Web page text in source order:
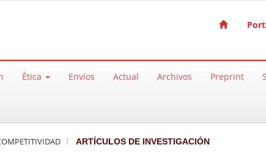
Ética Envíos Actual Archivos Preprint
ARTÍCULOS DE INVESTIGACIÓN